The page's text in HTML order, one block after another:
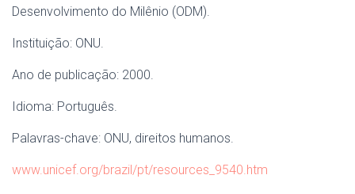
Desenvolvimento do Milênio (ODM).
Instituição: ONU.
Ano de publicação: 2000.
Idioma: Português.
Palavras-chave: ONU, direitos humanos.
www.unicef.org/brazil/pt/resources_9540.htm